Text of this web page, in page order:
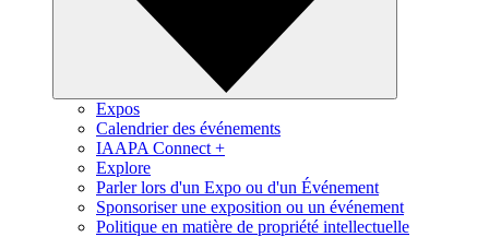
Expos
Calendrier des événements
IAAPA Connect +
Explore
Parler lors d'un Expo ou d'un Événement
Sponsoriser une exposition ou un événement
Politique en matière de propriété intellectuelle